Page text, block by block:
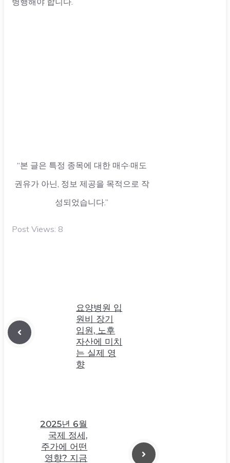
“본 글은 특정 종목에 대한 매수·매도
권유가 아닌, 정보 제공을 목적으로 작
성되었습니다.”
Post Views: 8
요양병원 입
원비 장기
입원, 노후
자산에 미치
는 실제 영
향
2025년 6월
국제 정세,
주가에 어떤
영향? 지금